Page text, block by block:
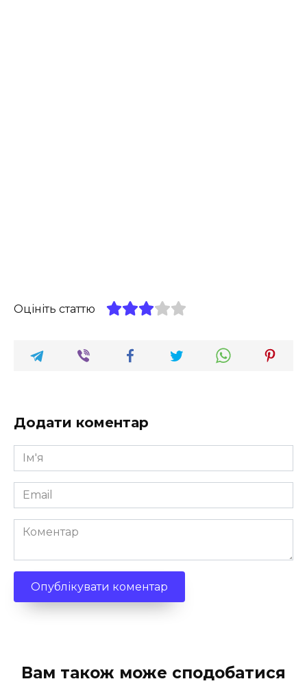
Оцініть статтю
Додати коментар
Ім'я
*
Email
*
Коментар
Вам також може сподобатися